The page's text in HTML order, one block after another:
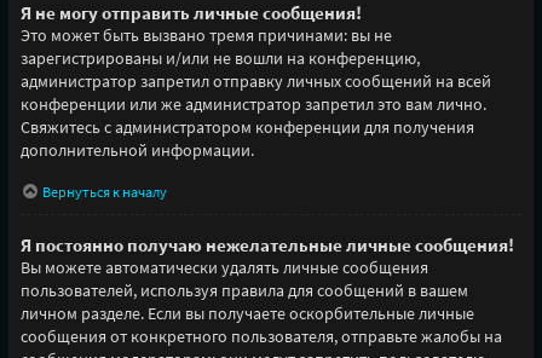
Я не могу отправить личные сообщения!
Это может быть вызвано тремя причинами: вы не
зарегистрированы и/или не вошли на конференцию,
администратор запретил отправку личных сообщений на всей
конференции или же администратор запретил это вам лично.
Свяжитесь с администратором конференции для получения
дополнительной информации.
Вернуться к началу
Я постоянно получаю нежелательные личные сообщения!
Вы можете автоматически удалять личные сообщения
пользователей, используя правила для сообщений в вашем
личном разделе. Если вы получаете оскорбительные личные
сообщения от конкретного пользователя, отправьте жалобы на